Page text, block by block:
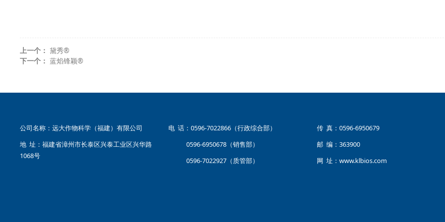
上一个：黛秀®
下一个：蓝焰锋颖®
公司名称：远大作物科学（福建）有限公司
地 址：福建省漳州市长泰区兴泰工业区兴华路
1068号
电 话：0596-7022866（行政综合部）
0596-6950678（销售部）
0596-7022927（质管部）
传 真：0596-6950679
邮 编：363900
网 址：www.klbios.com